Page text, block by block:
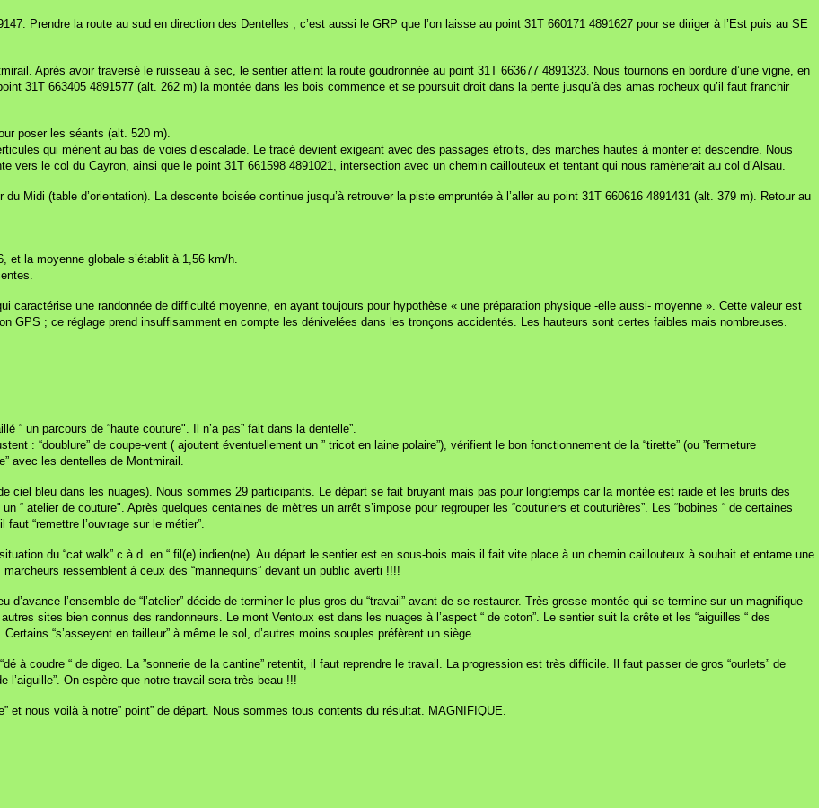
Prendre la route au sud en direction des Dentelles ; c’est aussi le GRP que l’on laisse au point 31T 660171 4891627 pour se diriger à l’Est puis au SE
Après avoir traversé le ruisseau à sec, le sentier atteint la route goudronnée au point 31T 663677 4891323. Nous tournons en bordure d’une vigne, en
31T 663405 4891577 (alt. 262 m) la montée dans les bois commence et se poursuit droit dans la pente jusqu’à des amas rocheux qu’il faut franchir
poser les séants (alt. 520 m).
qui mènent au bas de voies d’escalade. Le tracé devient exigeant avec des passages étroits, des marches hautes à monter et descendre. Nous
vers le col du Cayron, ainsi que le point 31T 661598 4891021, intersection avec un chemin caillouteux et tentant qui nous ramènerait au col d’Alsau.
Midi (table d’orientation). La descente boisée continue jusqu’à retrouver la piste empruntée à l’aller au point 31T 660616 4891431 (alt. 379 m). Retour au
et la moyenne globale s’établit à 1,56 km/h.
caractérise une randonnée de difficulté moyenne, en ayant toujours pour hypothèse « une préparation physique -elle aussi- moyenne ». Cette valeur est
GPS ; ce réglage prend insuffisamment en compte les dénivelées dans les tronçons accidentés. Les hauteurs sont certes faibles mais nombreuses.
“ un parcours de “haute couture". Il n’a pas” fait dans la dentelle”.
: “doublure” de coupe-vent ( ajoutent éventuellement un ” tricot en laine polaire”), vérifient le bon fonctionnement de la “tirette” (ou ”fermeture
avec les dentelles de Montmirail.
ciel bleu dans les nuages). Nous sommes 29 participants. Le départ se fait bruyant mais pas pour longtemps car la montée est raide et les bruits des
“ atelier de couture". Après quelques centaines de mètres un arrêt s’impose pour regrouper les “couturiers et couturières”. Les “bobines “ de certaines
“remettre l’ouvrage sur le métier”.
du “cat walk” c.à.d. en “ fil(e) indien(ne). Au départ le sentier est en sous-bois mais il fait vite place à un chemin caillouteux à souhait et entame une
ressemblent à ceux des “mannequins” devant un public averti !!!!
d’avance l’ensemble de “l’atelier” décide de terminer le plus gros du “travail” avant de se restaurer. Très grosse montée qui se termine sur un magnifique
sites bien connus des randonneurs. Le mont Ventoux est dans les nuages à l’aspect “ de coton”. Le sentier suit la crête et les “aiguilles “ des
“s’asseyent en tailleur” à même le sol, d’autres moins souples préfèrent un siège.
à coudre “ de digeo. La ”sonnerie de la cantine” retentit, il faut reprendre le travail. La progression est très difficile. Il faut passer de gros “ourlets” de
l’aiguille”. On espère que notre travail sera très beau !!!
et nous voilà à notre” point” de départ. Nous sommes tous contents du résultat. MAGNIFIQUE.